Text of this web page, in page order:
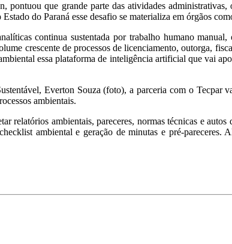
pontuou que grande parte das atividades administrativas,
do Paraná esse desafio se materializa em órgãos
continua sustentada por trabalho humano
crescente de processos de licenciamento, outorga,
essa plataforma de inteligência artificial que vai
Everton Souza (foto), a parceria com o
ambientais.
relatórios ambientais, pareceres, normas técnicas e
ambiental e geração de minutas e pré-